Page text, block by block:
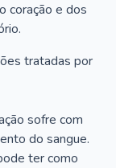
coração e dos
tratadas por
sofre com
do sangue.
ter como